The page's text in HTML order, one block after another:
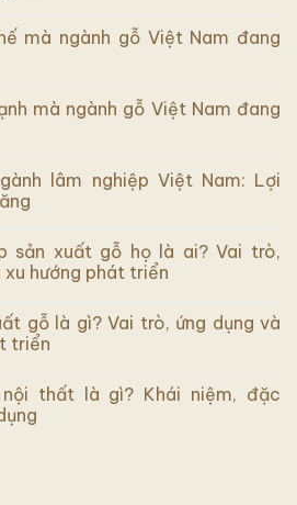
mà ngành gỗ Việt Nam đang
mà ngành gỗ Việt Nam đang
lâm nghiệp Việt Nam: Lợi
sản xuất gỗ họ là ai? Vai trò,
hướng phát triển
gỗ là gì? Vai trò, ứng dụng và
triển
nội thất là gì? Khái niệm, đặc